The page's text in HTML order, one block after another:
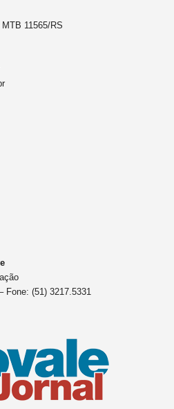
11565/RS
Fone: (51) 3217.5331